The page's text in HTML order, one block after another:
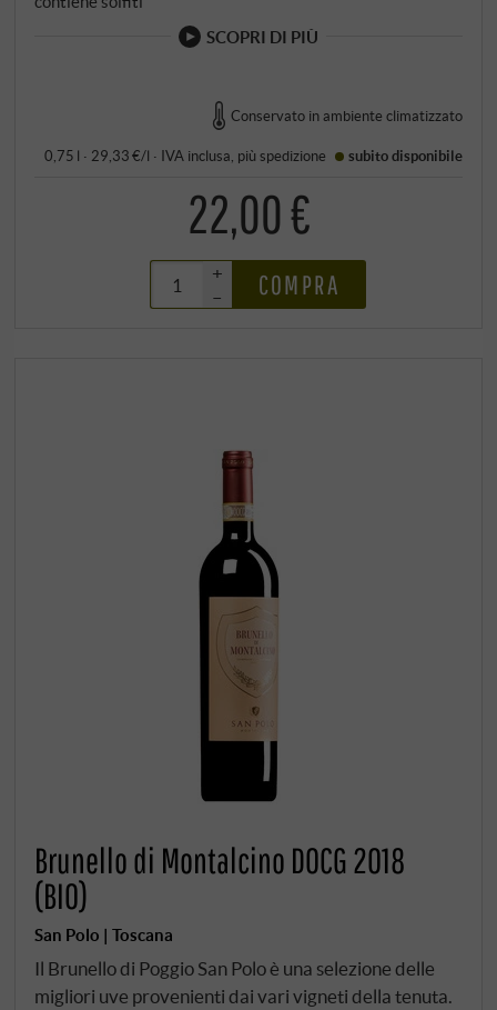
SCOPRI DI PIÙ
Conservato in ambiente climatizzato
0,75 l · 29,33 €/l · IVA inclusa, piùspedizione subito disponibile
22,00 €
+
–
COMPRA
Brunello di Montalcino DOCG 2018
(BIO)
San Polo | Toscana
Il Brunello di Poggio San Polo è una selezione delle
migliori uve provenienti dai vari vigneti della tenuta.